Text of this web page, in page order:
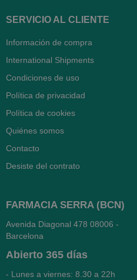
SERVICIO AL CLIENTE
Información de compra
International Shipments
Condiciones de uso
Política de privacidad
Política de cookies
Quiénes somos
Contacto
Desiste del contrato
FARMACIA SERRA (BCN)
Avenida Diagonal 478 08006 -
Barcelona
Abierto 365 días
- Lunes a viernes: 8.30 a 22h